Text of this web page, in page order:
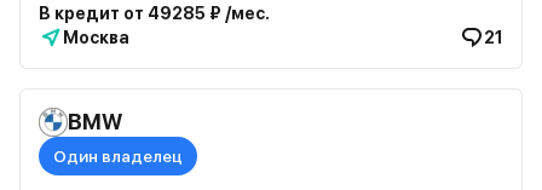
В кредит от 49285 ₽ /мес.
Москва
21
BMW
Один владелец